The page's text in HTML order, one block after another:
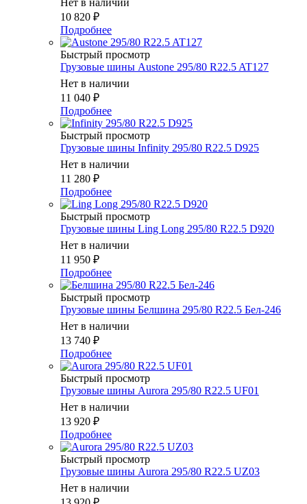
Нет в наличии
10 820 ₽
Подробнее
Быстрый просмотр
Грузовые шины Austone 295/80 R22.5 AT127
Нет в наличии
11 040 ₽
Подробнее
Быстрый просмотр
Грузовые шины Infinity 295/80 R22.5 D925
Нет в наличии
11 280 ₽
Подробнее
Быстрый просмотр
Грузовые шины Ling Long 295/80 R22.5 D920
Нет в наличии
11 950 ₽
Подробнее
Быстрый просмотр
Грузовые шины Белшина 295/80 R22.5 Бел-246
Нет в наличии
13 740 ₽
Подробнее
Быстрый просмотр
Грузовые шины Aurora 295/80 R22.5 UF01
Нет в наличии
13 920 ₽
Подробнее
Быстрый просмотр
Грузовые шины Aurora 295/80 R22.5 UZ03
Нет в наличии